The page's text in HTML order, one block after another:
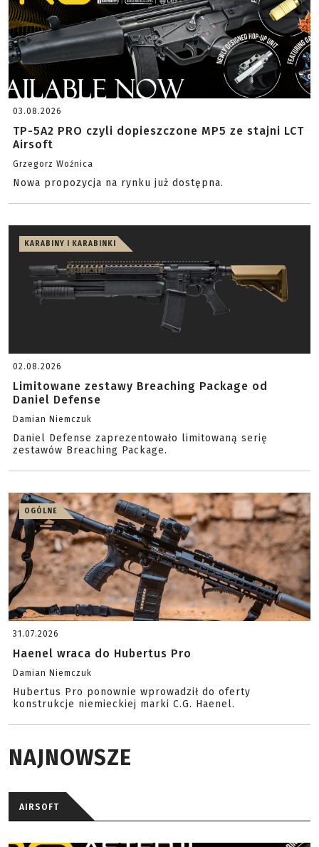
03.08.2026
TP-5A2 PRO czyli dopieszczone MP5 ze stajni LCT
Airsoft
Grzegorz Woźnica
Nowa propozycja na rynku już dostępna.
KARABINY I KARABINKI
02.08.2026
Limitowane zestawy Breaching Package od
Daniel Defense
Damian Niemczuk
Daniel Defense zaprezentowało limitowaną serię
zestawów Breaching Package.
OGÓLNE
31.07.2026
Haenel wraca do Hubertus Pro
Damian Niemczuk
Hubertus Pro ponownie wprowadził do oferty
konstrukcje niemieckiej marki C.G. Haenel.
NAJNOWSZE
AIRSOFT